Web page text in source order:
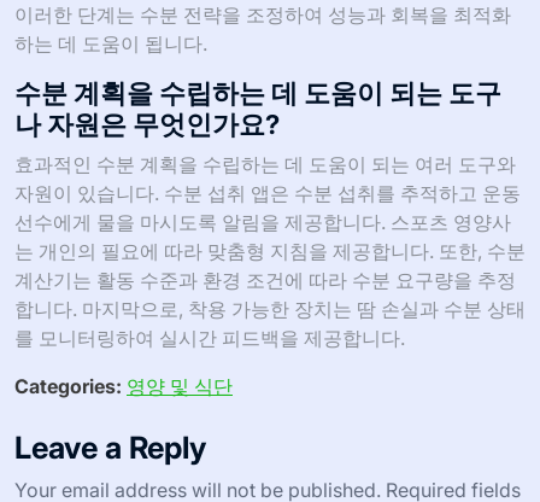
이러한 단계는 수분 전략을 조정하여 성능과 회복을 최적화
하는 데 도움이 됩니다.
수분 계획을 수립하는 데 도움이 되는 도구
나 자원은 무엇인가요?
효과적인 수분 계획을 수립하는 데 도움이 되는 여러 도구와
자원이 있습니다. 수분 섭취 앱은 수분 섭취를 추적하고 운동
선수에게 물을 마시도록 알림을 제공합니다. 스포츠 영양사
는 개인의 필요에 따라 맞춤형 지침을 제공합니다. 또한, 수분
계산기는 활동 수준과 환경 조건에 따라 수분 요구량을 추정
합니다. 마지막으로, 착용 가능한 장치는 땀 손실과 수분 상태
를 모니터링하여 실시간 피드백을 제공합니다.
Categories: 영양 및 식단
Leave a Reply
Your email address will not be published. Required fields